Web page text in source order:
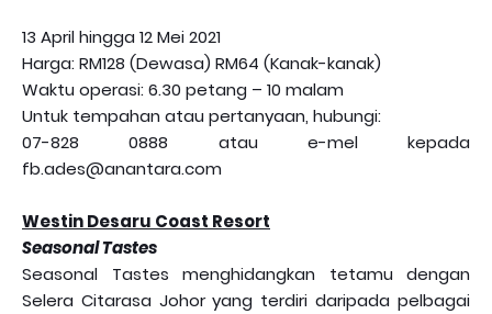
13 April hingga 12 Mei 2021
Harga: RM128 (Dewasa) RM64 (Kanak-kanak)
Waktu operasi: 6.30 petang – 10 malam
Untuk tempahan atau pertanyaan, hubungi:
07-828 0888 atau e-mel kepada
fb.ades@anantara.com
Westin Desaru Coast Resort
Seasonal Tastes
Seasonal Tastes menghidangkan tetamu dengan
Selera Citarasa Johor yang terdiri daripada pelbagai